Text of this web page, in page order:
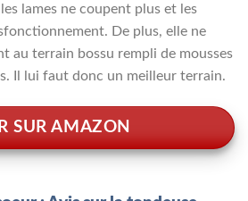
lames ne coupent plus et les
De plus, elle ne
au terrain bossu rempli de mousses
Il lui faut donc un meilleur terrain.
SUR AMAZON